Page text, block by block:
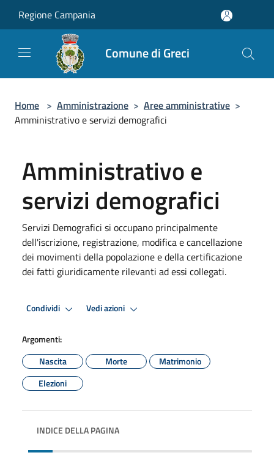
Regione Campania
Comune di Greci
Home > Amministrazione > Aree amministrative >
Amministrativo e servizi demografici
Amministrativo e
servizi demografici
Servizi Demografici si occupano principalmente
dell'iscrizione, registrazione, modifica e cancellazione
dei movimenti della popolazione e della certificazione
dei fatti giuridicamente rilevanti ad essi collegati.
Condividi Vedi azioni
Argomenti:
Nascita
Morte
Matrimonio
Elezioni
INDICE DELLA PAGINA